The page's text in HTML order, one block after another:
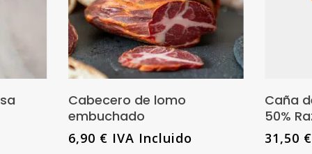
Añadir Al Carrito
Cabecero de lomo
embuchado
6,90 € IVA Incluido
Caña
50%
31,50 €
Este
producto
tiene
múltiples
variantes.